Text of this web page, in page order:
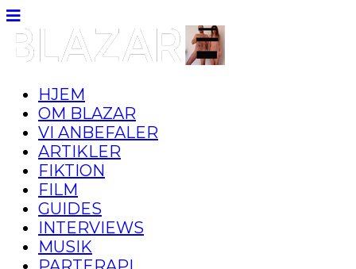
HJEM
OM BLAZAR
VI ANBEFALER
ARTIKLER
FIKTION
FILM
GUIDES
INTERVIEWS
MUSIK